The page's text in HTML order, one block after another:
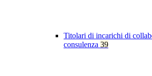
Titolari di incarichi di
consulenza 39